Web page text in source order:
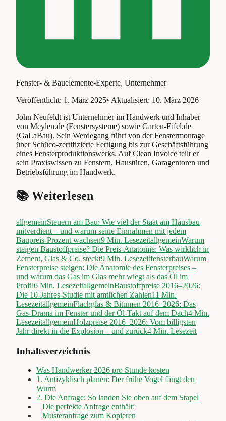
Fenster- & Bauelemente-Experte, Unternehmer
Veröffentlicht: 1. März 2025• Aktualisiert: 10. März 2026
John Neufeldt ist Unternehmer im Handwerk und Inhaber
von Meylen.de (Fenstersysteme) sowie Garten-Eifel.de
(GaLaBau). Sein Werdegang führt von der Fenstermontage
über Schüco-zertifizierte Fertigung bis zur Geschäftsführung
eines Fensterproduktionswerks. Auf Clean Invoice teilt er
sein Praxiswissen zu Fenstern, Haustüren, Garagentoren und
Betriebsführung im Handwerk.
📚 Weiterlesen
allgemeinSteuern am Bau: Wie viel der Staat am Hausbau
mitverdient – und warum seine Einnahmen mit jedem
Baupreis-Prozent wachsen9 Min. LesezeitallgemeinWarum
steigen Baustoffpreise? Die Preis-Anatomie: Was wirklich in
Zement, Glas & Co. steckt9 Min. LesezeitfensterbauWarum
Fensterpreise steigen: Die Anatomie des Fensterpreises –
und warum das Gas im Glas mehr wiegt als das Öl im
Profil6 Min. LesezeitallgemeinBaustoffpreise 2016–2026:
Die 10-Jahres-Studie mit amtlichen Zahlen11 Min.
LesezeitallgemeinFlachglas & Bitumen 2016–2026: Das
Gas-Drama im Fenster und der Öl-Takt auf dem Dach4 Min.
LesezeitallgemeinHolzpreise 2016–2026: Vom billigsten
Jahr direkt in die Explosion – und zurück4 Min. Lesezeit
Inhaltsverzeichnis
Was Handwerker 2026 pro Stunde kosten
1. Antizyklisch planen: Der frühe Vogel fängt den
Wurm
2. Die Anfrage: So landen Sie oben auf dem Stapel
Die perfekte Anfrage enthält:
Musteranfrage zum Kopieren